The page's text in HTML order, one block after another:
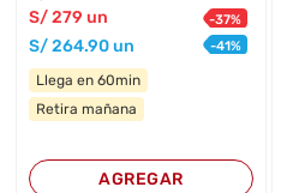
S/279 un -37%
S/264.90 un -41%
Llega en 60min
Retira mañana
AGREGAR